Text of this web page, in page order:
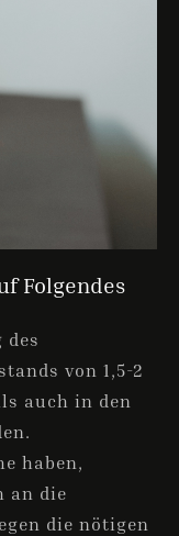
Folgendes
von 1,5-2
auch in den
haben,
an die
die nötigen